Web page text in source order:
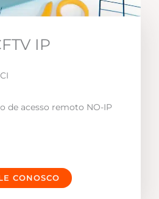
IP
de acesso remoto NO-IP
CONOSCO